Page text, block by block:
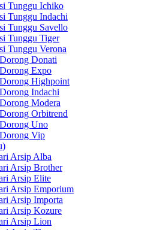
Tunggu Ichiko
Tunggu Indachi
Tunggu Savello
Tunggu Tiger
Tunggu Verona
Donati
Expo
Highpoint
Indachi
Modera
Orbitrend
Uno
Vip
Arsip Alba
Arsip Brother
Arsip Elite
Arsip Emporium
Arsip Importa
Arsip Kozure
Arsip Lion